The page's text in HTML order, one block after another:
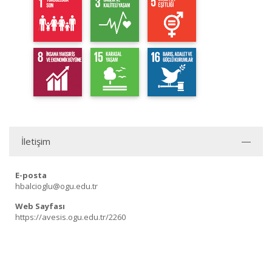
İletişim
E-posta
hbalcioglu@ogu.edu.tr
Web Sayfası
https://avesis.ogu.edu.tr/2260